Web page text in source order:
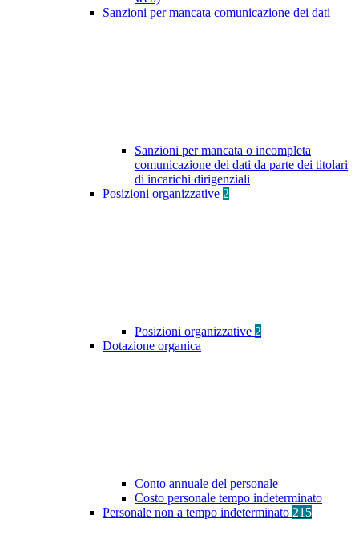
Sanzioni per mancata comunicazione dei dati
Sanzioni per mancata o incompleta
comunicazione dei dati da parte dei titolari
di incarichi dirigenziali
Posizioni organizzative 2
Posizioni organizzative 2
Dotazione organica
Conto annuale del personale
Costo personale tempo indeterminato
Personale non a tempo indeterminato 215